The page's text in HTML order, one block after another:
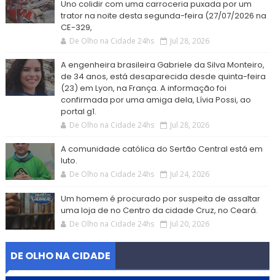
Uno colidir com uma carroceria puxada por um
trator na noite desta segunda-feira (27/07/2026 na
CE-329,
De Olho na Cidade 24hs Jul 28, 2026
A engenheira brasileira Gabriele da Silva Monteiro,
de 34 anos, está desaparecida desde quinta-feira
(23) em Lyon, na França. A informação foi
confirmada por uma amiga dela, Lívia Possi, ao
portal g1.
De Olho na Cidade 24hs Jul 28, 2026
A comunidade católica do Sertão Central está em
luto.
De Olho na Cidade 24hs Jul 24, 2026
Um homem é procurado por suspeita de assaltar
uma loja de no Centro da cidade Cruz, no Ceará.
De Olho na Cidade 24hs Jul 20, 2026
DE OLHO NA CIDADE